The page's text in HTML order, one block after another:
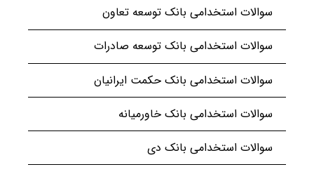
سوالات استخدامی بانک توسعه تعاون
سوالات استخدامی بانک توسعه صادرات
سوالات استخدامی بانک حکمت ایرانیان
سوالات استخدامی بانک خاورمیانه
سوالات استخدامی بانک دی